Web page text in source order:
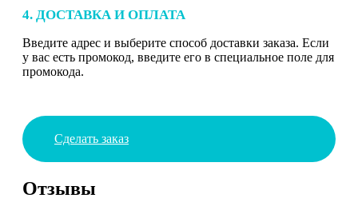
4. ДОСТАВКА И ОПЛАТА
Введите адрес и выберите способ доставки заказа. Если
у вас есть промокод, введите его в специальное поле для
промокода.
Сделать заказ
Отзывы